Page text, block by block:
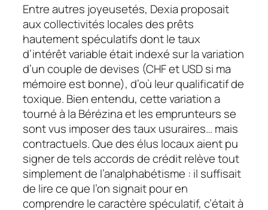
Entre autres joyeusetés, Dexia proposait
aux collectivités locales des prêts
hautement spéculatifs dont le taux
d’intérêt variable était indexé sur la variation
d’un couple de devises (CHF et USD si ma
mémoire est bonne), d’où leur qualificatif de
toxique. Bien entendu, cette variation a
tourné à la Bérézina et les emprunteurs se
sont vus imposer des taux usuraires… mais
contractuels. Que des élus locaux aient pu
signer de tels accords de crédit relève tout
simplement de l’analphabétisme : il suffisait
de lire ce que l’on signait pour en
comprendre le caractère spéculatif, c’était à